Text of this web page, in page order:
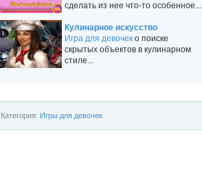
сделать из нее что-то особенное...
Кулинарное искусство
Игра для девочек о поиске
скрытых объектов в кулинарном
стиле...
Категория: Игры для девочек